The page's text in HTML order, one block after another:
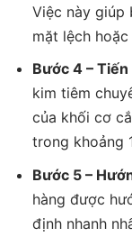
Việc này giúp
mặt lệch
Bước 4 –
kim tiêm
của khối cơ
trong khoảng
Bước 5 –
hàng được
định nhanh